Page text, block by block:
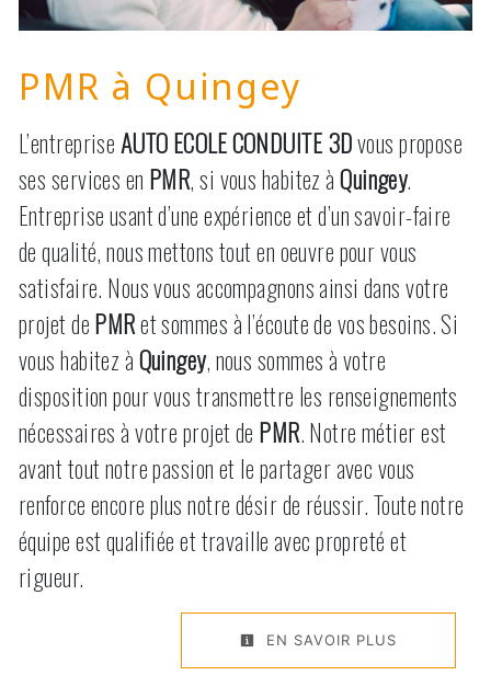
PMR à Quingey
L’entreprise AUTO ECOLE CONDUITE 3Dvous propose
ses services en PMR, si vous habitez àQuingey.
Entreprise usant d’une expérience et d’un savoir-faire
de qualité, nous mettons tout en oeuvre pour vous
satisfaire. Nous vous accompagnons ainsi dans votre
projet dePMRet sommes à l’écoute de vos besoins. Si
vous habitez àQuingey, nous sommes à votre
disposition pour vous transmettre les renseignements
nécessaires à votre projet de PMR. Notre métier est
avant tout notre passion et le partager avec vous
renforce encore plus notre désir de réussir. Toute notre
équipe est qualifiée et travaille avec propreté et
rigueur.
EN SAVOIR PLUS